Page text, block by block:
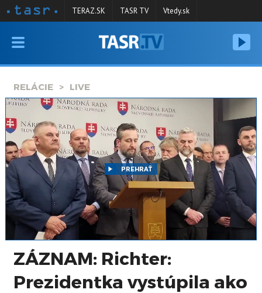
VYSIELANIE
SPRAVODAJSTVO
KONTAKT
ARCHÍV
TERAZ.SK TASR TV Vtedy.sk
RELÁCIE LIVE
PREHRAŤ
ZÁZNAM: Richter:
Prezidentka vystúpila ako